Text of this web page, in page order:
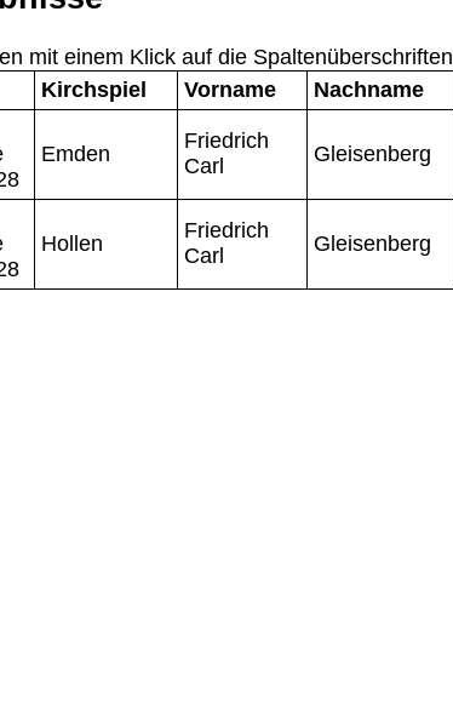
mit einem Klick auf die Spaltenüberschriften
Kirchspiel Vorname Nachname
Emden
Friedrich
Carl
Gleisenberg
Hollen
Friedrich
Carl
Gleisenberg